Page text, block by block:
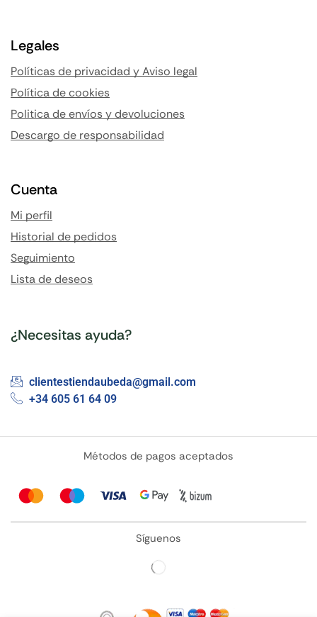
Legales
Políticas de privacidad y Aviso legal
Política de cookies
Politica de envíos y devoluciones
Descargo de responsabilidad
Cuenta
Mi perfil
Historial de pedidos
Seguimiento
Lista de deseos
¿Necesitas ayuda?
clientestiendaubeda@gmail.com
+34 605 61 64 09
Métodos de pagos aceptados
Síguenos